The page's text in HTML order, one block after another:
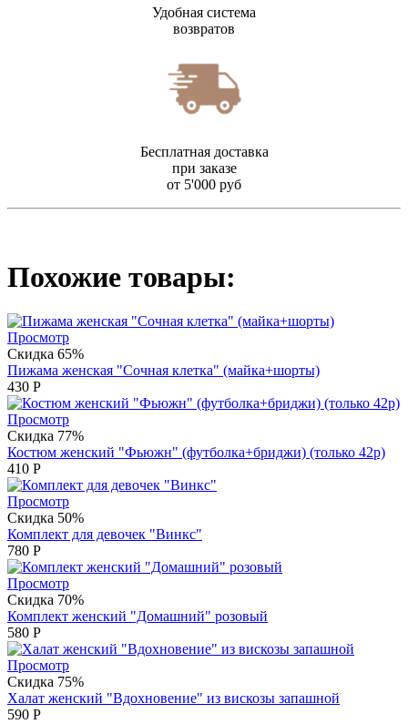
Удобная система
возвратов
Бесплатная доставка
при заказе
от 5'000 руб
Похожие товары:
Просмотр
Скидка 65%
Пижама женская "Сочная клетка" (майка+шорты)
430 Р
Просмотр
Скидка 77%
Костюм женский "Фьюжн" (футболка+бриджи) (только 42р)
410 Р
Просмотр
Скидка 50%
Комплект для девочек "Винкс"
780 Р
Просмотр
Скидка 70%
Комплект женский "Домашний" розовый
580 Р
Просмотр
Скидка 75%
Халат женский "Вдохновение" из вискозы запашной
590 Р